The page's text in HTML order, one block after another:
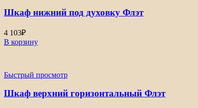
Шкаф нижний под духовку Флэт
4 103₽
В корзину
Быстрый просмотр
Шкаф верхний горизонтальный Флэт